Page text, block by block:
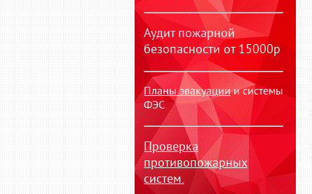
Аудит пожарной
безопасности от 15000р
Планы эвакуациии системы
ФЭС
Проверка
противопожарных
систем.